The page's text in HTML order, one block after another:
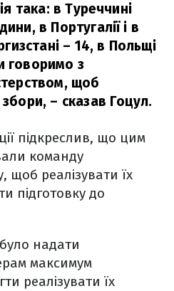
така: в Туреччині
в Португалії і в
– 14, в Польщі
говоримо з
щоб
– сказав Гоцул.
підкреслив, що цим
команду
щоб реалізувати їх
підготовку до
надати
максимум
реалізувати їх